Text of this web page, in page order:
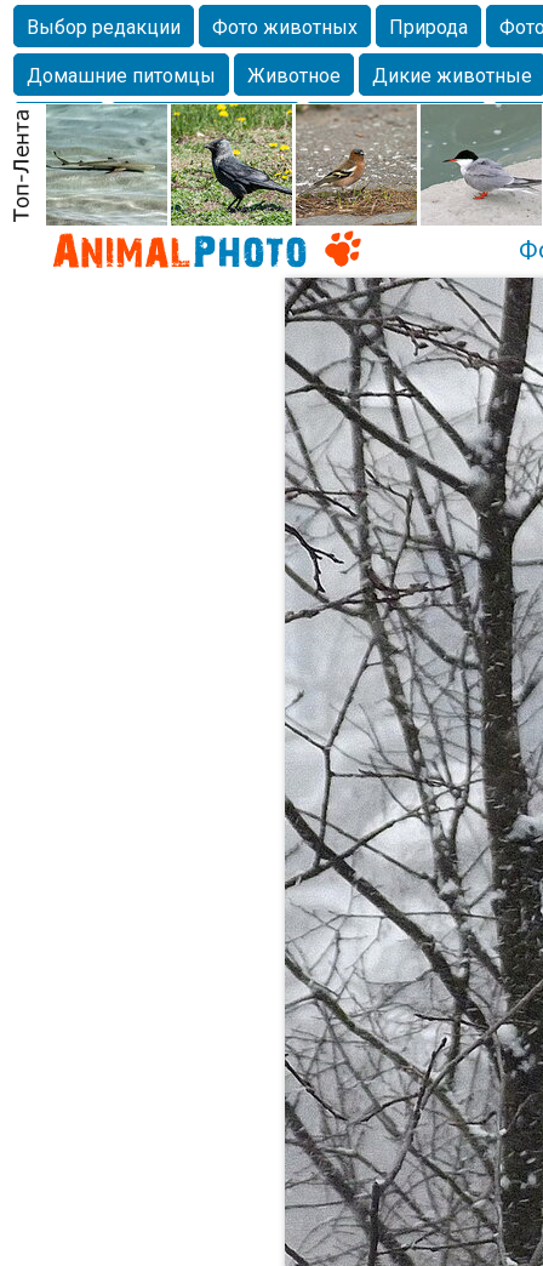
Выбор редакции Фото животных Природа
Домашние питомцы
Животное
Дикие животные
Собаки
Alexanderandronik Млекопитающие
Морда
Собачка Осень Портрет
Домашние
Насекомое
Коты Lebert Дикие птицы Утка